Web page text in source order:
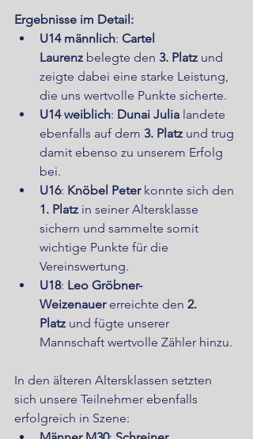
Ergebnisse im Detail:
U14 männlich: Cartel
Laurenz belegte den 3. Platz und
zeigte dabei eine starke Leistung,
die uns wertvolle Punkte sicherte.
U14 weiblich: Dunai Julia landete
ebenfalls auf dem 3. Platz und trug
damit ebenso zu unserem Erfolg
bei.
U16: Knöbel Peter konnte sich den
1. Platz in seiner Altersklasse
sichern und sammelte somit
wichtige Punkte für die
Vereinswertung.
U18: Leo Gröbner-
Weizenauer erreichte den 2.
Platz und fügte unserer
Mannschaft wertvolle Zähler hinzu.
In den älteren Altersklassen setzten
sich unsere Teilnehmer ebenfalls
erfolgreich in Szene: